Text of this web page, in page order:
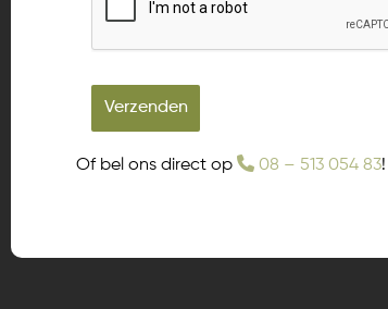
Verzenden
Of bel ons direct op 08 – 513 054 83!